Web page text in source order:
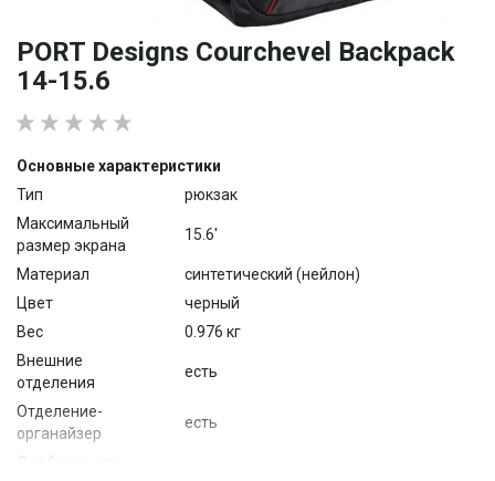
PORT Designs Courchevel Backpack
14-15.6
Основные характеристики
Тип
рюкзак
Максимальный
размер экрана
15.6'
Материал
синтетический (нейлон)
Цвет
черный
Вес
0.976 кг
Внешние
отделения
есть
Отделение-
органайзер
есть